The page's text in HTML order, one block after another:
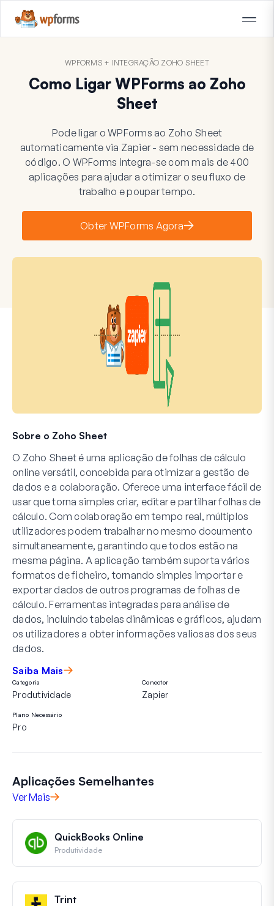
WPFORMS + INTEGRAÇÃO ZOHO SHEET
Como Ligar WPForms ao Zoho
Sheet
Pode ligar o WPForms ao Zoho Sheet
automaticamente via Zapier - sem necessidade de
código. O WPForms integra-se com mais de 400
aplicações para ajudar a otimizar o seu fluxo de
trabalho e poupar tempo.
Obter WPForms Agora
Sobre o Zoho Sheet
O Zoho Sheet é uma aplicação de folhas de cálculo
online versátil, concebida para otimizar a gestão de
dados e a colaboração. Oferece uma interface fácil de
usar que torna simples criar, editar e partilhar folhas de
cálculo. Com colaboração em tempo real, múltiplos
utilizadores podem trabalhar no mesmo documento
simultaneamente, garantindo que todos estão na
mesma página. A aplicação também suporta vários
formatos de ficheiro, tornando simples importar e
exportar dados de outros programas de folhas de
cálculo. Ferramentas integradas para análise de
dados, incluindo tabelas dinâmicas e gráficos, ajudam
os utilizadores a obter informações valiosas dos seus
dados.
Saiba Mais
Categoria
Produtividade
Conector
Zapier
Plano Necessário
Pro
Aplicações Semelhantes
Ver Mais
QuickBooks Online
Produtividade
Trint